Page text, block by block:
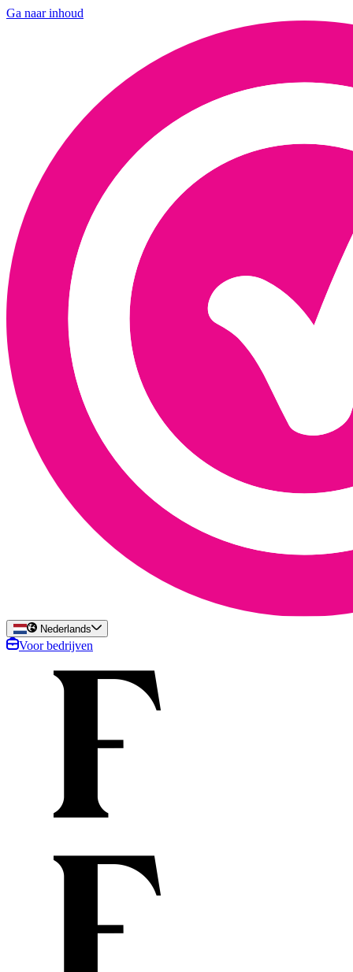
Ga naar inhoud
Nederlands
Voor bedrijven